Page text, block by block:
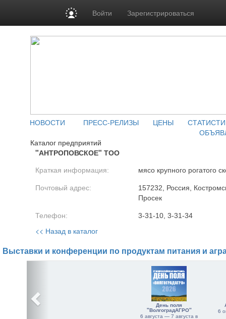
Войти Зарегистрироваться
НОВОСТИ ПРЕСС-РЕЛИЗЫ ЦЕНЫ
Каталог предприятий
"АНТРОПОВСКОЕ" ТОО
Краткая информация: мясо крупного рогатого
Почтовый адрес:
157232, Россия,
Просек
Телефон: 3-31-10, 3-31-34
<< Назад в каталог
Выставки и конференции по продуктам питания и
День поля
"ВолгоградАГРО"
6 августа — 7 августа в
6